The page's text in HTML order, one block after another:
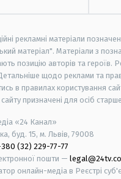
рекламні матеріали
матеріал". Матеріали з
позицію авторів та героїв.
щодо реклами та
в правилах користування
призначені для осіб старше
«24 Канал»
буд. 15, м. Львів, 79008
(32) 229-77-77
пошти —
онлайн-медіа в Реєстрі